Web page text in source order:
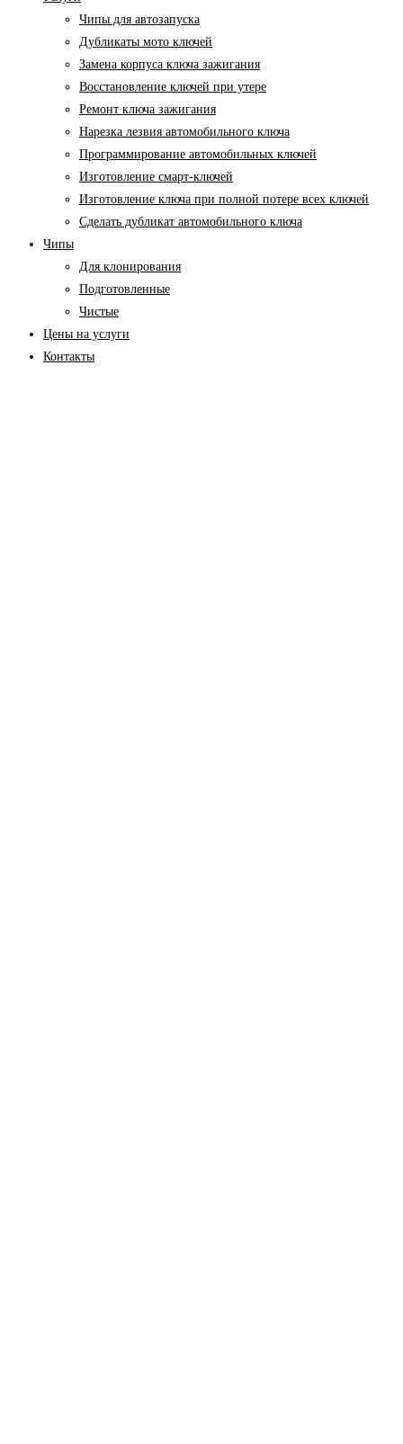
Чипы для автозапуска
Дубликаты мото ключей
Замена корпуса ключа зажигания
Восстановление ключей при утере
Ремонт ключа зажигания
Нарезка лезвия автомобильного ключа
Программирование автомобильных ключей
Изготовление смарт-ключей
Изготовление ключа при полной потере всех ключей
Cделать дубликат автомобильного ключа
Чипы
Для клонирования
Подготовленные
Чистые
Цены на услуги
Контакты